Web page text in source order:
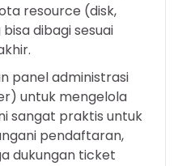
resource (disk,
dibagi sesuai
panel administrasi
untuk mengelola
sangat praktis untuk
pendaftaran,
dukungan ticket